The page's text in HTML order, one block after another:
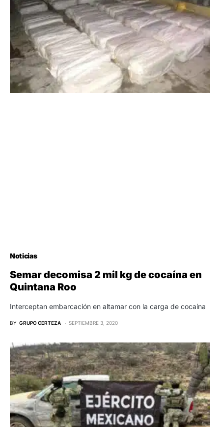
Noticias
Semar decomisa 2 mil kg de cocaína en
Quintana Roo
Interceptan embarcación en altamar con la carga de cocaína
BY GRUPO CERTEZA SEPTIEMBRE 3, 2020